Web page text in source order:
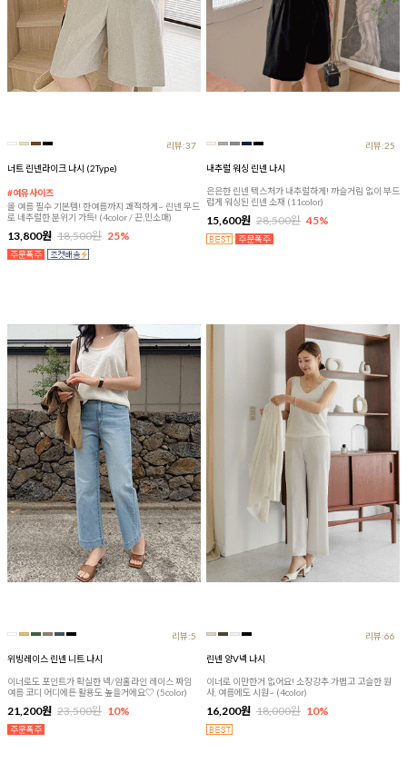
리뷰:37
너트 린넨라이크 나시 (2Type)
#여유사이즈
올 여름 필수 기본템! 한여름까지 쾌적하게~ 린넨 무드
로 네추럴한 분위기 가득! (4color / 끈,민소매)
13,800원 18,500원 25%
리뷰:25
내추럴 워싱 린넨 나시
은은한 린넨 텍스처가 내추럴하게! 까슬거림 없이 부드
럽게 워싱된 린넨 소재 (11color)
15,600원 28,500원 45%
리뷰:5
위빙레이스 린넨 니트 나시
이너로도 포인트가 확실한 넥/암홀라인 레이스 짜임
여름 코디 어디에든 활용도 높을거에요♡ (5color)
21,200원 23,500원 10%
리뷰:66
린넨 양V넥 나시
이너로 이만한거 없어요! 소장강추 가볍고 고슬한 원
사, 여름에도 시원~ (4color)
16,200원 18,000원 10%